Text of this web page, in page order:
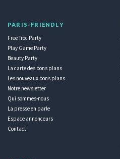
PARIS-FRIENDLY
Free Troc Party
Play Game Party
Beauty Party
La carte des bons plans
Les nouveaux bons plans
Notre newsletter
Qui sommes-nous
La presse en parle
Espace annonceurs
Contact